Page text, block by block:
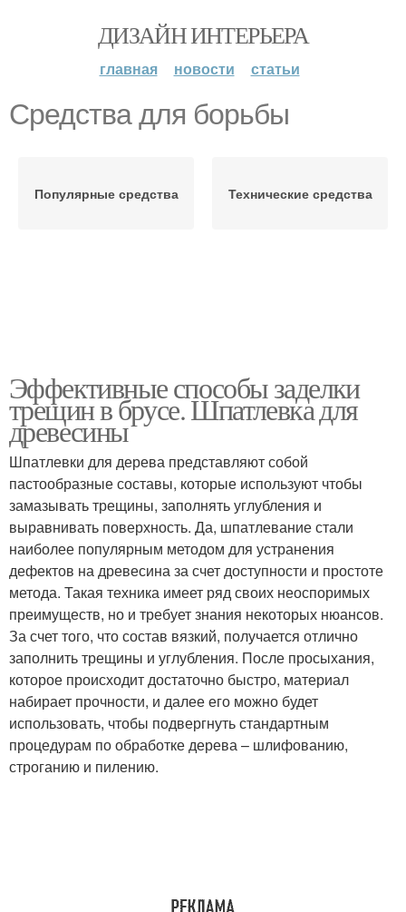
ДИЗАЙН ИНТЕРЬЕРА
главная новости статьи
Средства для борьбы
Популярные средства Технические средства
Эффективные способы заделки
трещин в брусе. Шпатлевка для
древесины
Шпатлевки для дерева представляют собой
пастообразные составы, которые используют чтобы
замазывать трещины, заполнять углубления и
выравнивать поверхность. Да, шпатлевание стали
наиболее популярным методом для устранения
дефектов на древесина за счет доступности и простоте
метода. Такая техника имеет ряд своих неоспоримых
преимуществ, но и требует знания некоторых нюансов.
За счет того, что состав вязкий, получается отлично
заполнить трещины и углубления. После просыхания,
которое происходит достаточно быстро, материал
набирает прочности, и далее его можно будет
использовать, чтобы подвергнуть стандартным
процедурам по обработке дерева – шлифованию,
строганию и пилению.